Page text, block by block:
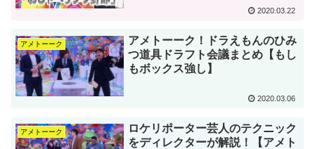
2020.03.22
アメトーーク
アメトーーク！ドラえもんのひみ
つ道具ドラフト会議まとめ【もし
もボックス強し】
2020.03.06
アメトーーク
ロケリポーター芸人のテクニック
をディレクターが解説！【アメト